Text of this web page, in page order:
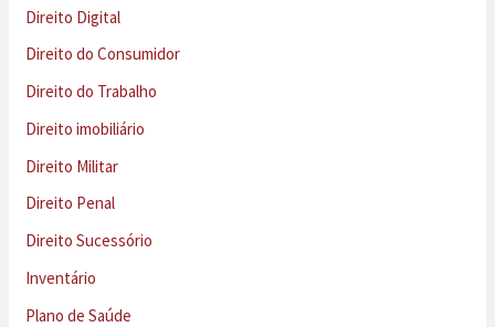
Direito Digital
Direito do Consumidor
Direito do Trabalho
Direito imobiliário
Direito Militar
Direito Penal
Direito Sucessório
Inventário
Plano de Saúde